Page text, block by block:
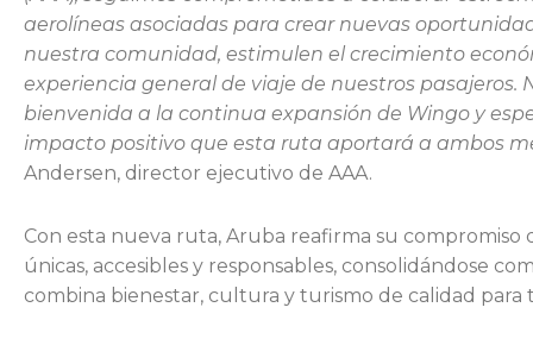
aerolíneas asociadas para crear nuevas
nuestra comunidad, estimulen el crecimiento
experiencia general de viaje de nuestros pasajeros.
bienvenida a la continua expansión de Wingo y
impacto positivo que esta ruta aportará a ambos
Andersen, director ejecutivo de AAA.
Con esta nueva ruta, Aruba reafirma su compromiso
únicas, accesibles y responsables, consolidándose
combina bienestar, cultura y turismo de calidad para